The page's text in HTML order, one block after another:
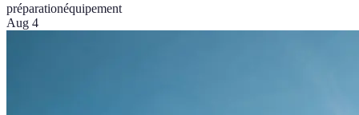
préparationéquipement
Aug 4